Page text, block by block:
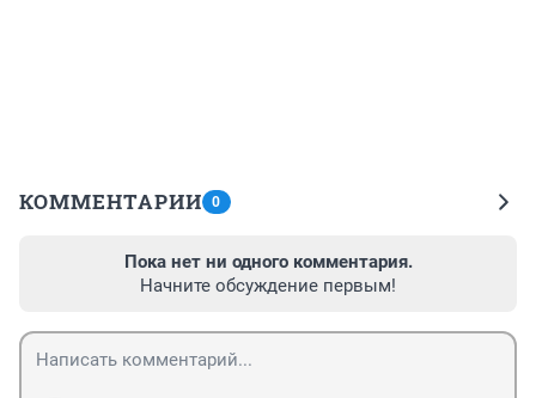
КОММЕНТАРИИ 0
Пока нет ни одного комментария.
Начните обсуждение первым!